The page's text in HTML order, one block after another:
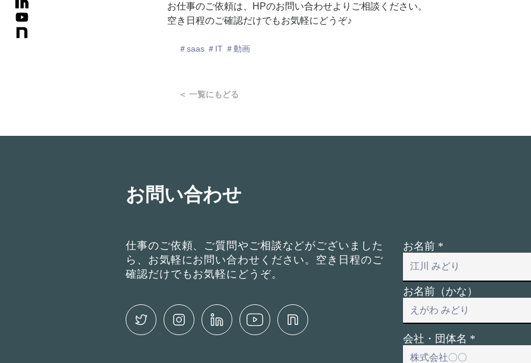
お仕事のご依頼は、HPのお問い合わせよりご相談ください。
空き日程のご確認だけでもお気軽にどうぞ♪
＃saas ＃IT ＃動画
＜ 一覧にもどる
お問い合わせ
仕事のご依頼、ご質問やご相談などがございました
ら、お気軽にお問い合わせください。空き日程のご
確認だけでもお気軽にどうぞ。
お名前
お名前（かな）
会社・団体名